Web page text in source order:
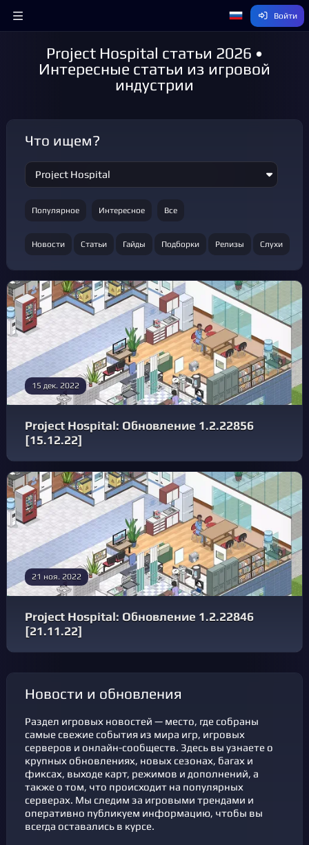
Войти
Project Hospital статьи 2026 •
Интересные статьи из игровой
индустрии
Что ищем?
Популярное Интересное Все
Новости Статьи Гайды Подборки Релизы Слухи
15 дек. 2022
Project Hospital: Обновление 1.2.22856
[15.12.22]
21 ноя. 2022
Project Hospital: Обновление 1.2.22846
[21.11.22]
новости и обновления
Раздел игровых новостей — место, где собраны
самые свежие события из мира игр, игровых
серверов и онлайн-сообществ. Здесь вы узнаете о
крупных обновлениях, новых сезонах, багах и
фикcах, выходе карт, режимов и дополнений, а
также о том, что происходит на популярных
серверах. Мы следим за игровыми трендами и
оперативно публикуем информацию, чтобы вы
всегда оставались в курсе.